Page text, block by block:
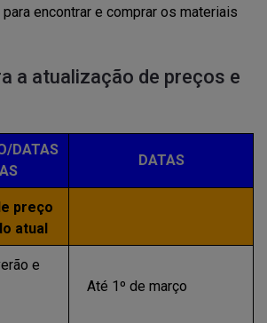
encontrar e comprar os materiais
a atualização de preços e
DATAS
DATAS
preço
atual
e
Até 1º de março